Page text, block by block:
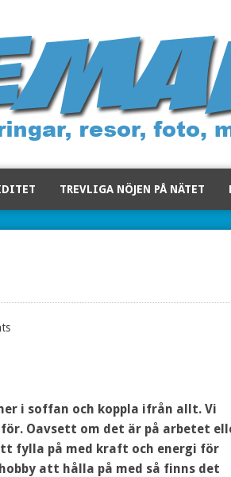
TREVLIGA NÖJEN PÅ NÄTET
i soffan och koppla ifrån allt. Vi
Oavsett om det är på arbetet
fylla på med kraft och energi för
att hålla på med så finns det